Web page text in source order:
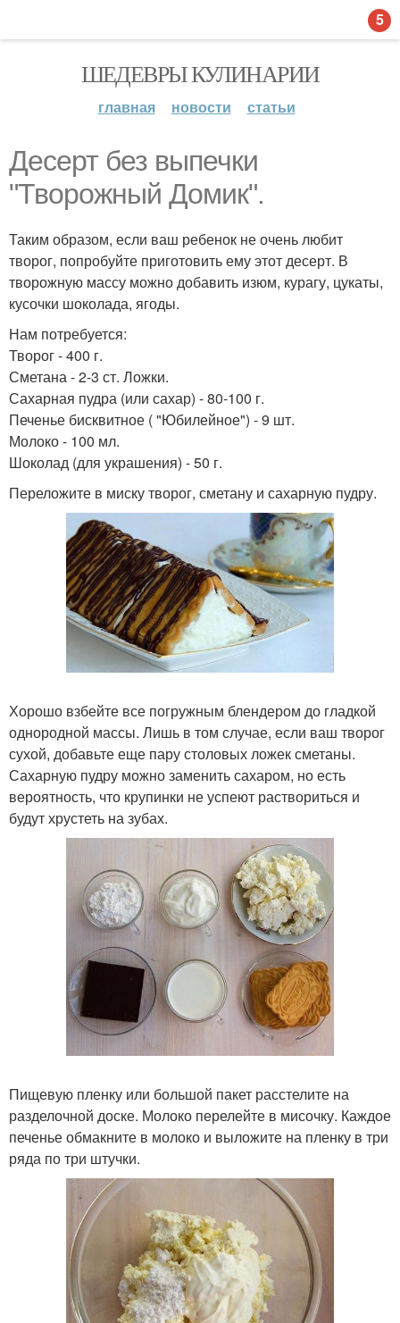
ШЕДЕВРЫ КУЛИНАРИИ
главная новости статьи
Десерт без выпечки
"Творожный Домик".
Таким образом, если ваш ребенок не очень любит
творог, попробуйте приготовить ему этот десерт. В
творожную массу можно добавить изюм, курагу, цукаты,
кусочки шоколада, ягоды.
Нам потребуется:
Творог - 400 г.
Сметана - 2-3 ст. Ложки.
Сахарная пудра (или сахар) - 80-100 г.
Печенье бисквитное ( "Юбилейное") - 9 шт.
Молоко - 100 мл.
Шоколад (для украшения) - 50 г.
Переложите в миску творог, сметану и сахарную пудру.
Хорошо взбейте все погружным блендером до гладкой
однородной массы. Лишь в том случае, если ваш творог
сухой, добавьте еще пару столовых ложек сметаны.
Сахарную пудру можно заменить сахаром, но есть
вероятность, что крупинки не успеют раствориться и
будут хрустеть на зубах.
Пищевую пленку или большой пакет расстелите на
разделочной доске. Молоко перелейте в мисочку. Каждое
печенье обмакните в молоко и выложите на пленку в три
ряда по три штучки.
5